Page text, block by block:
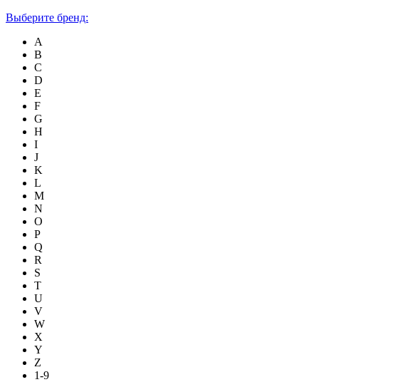
Выберите бренд:
A
B
C
D
E
F
G
H
I
J
K
L
M
N
O
P
Q
R
S
T
U
V
W
X
Y
Z
1-9